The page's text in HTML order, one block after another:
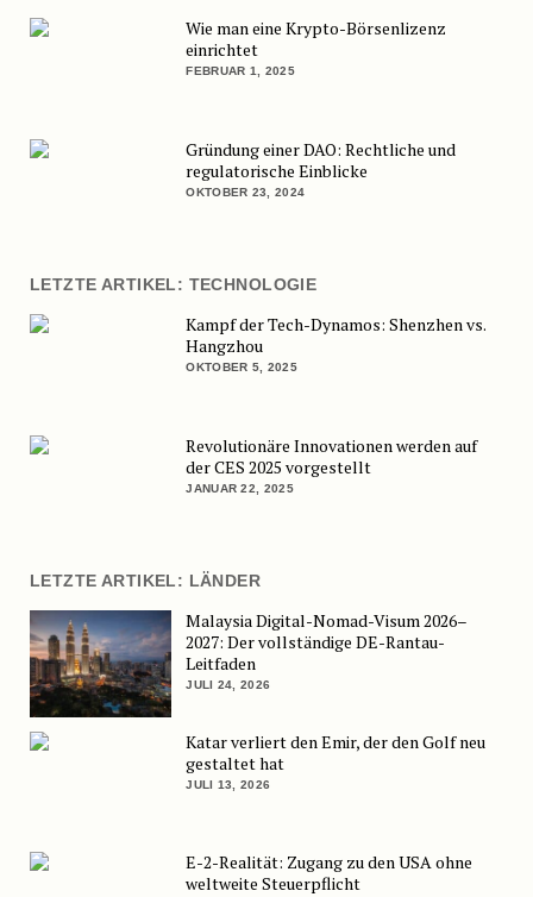
Wie man eine Krypto-Börsenlizenz
einrichtet
FEBRUAR 1, 2025
Gründung einer DAO: Rechtliche und
regulatorische Einblicke
OKTOBER 23, 2024
LETZTE ARTIKEL: TECHNOLOGIE
Kampf der Tech-Dynamos: Shenzhen vs.
Hangzhou
OKTOBER 5, 2025
Revolutionäre Innovationen werden auf
der CES 2025 vorgestellt
JANUAR 22, 2025
LETZTE ARTIKEL: LÄNDER
Malaysia Digital-Nomad-Visum 2026–
2027: Der vollständige DE-Rantau-
Leitfaden
JULI 24, 2026
Katar verliert den Emir, der den Golf neu
gestaltet hat
JULI 13, 2026
E-2-Realität: Zugang zu den USA ohne
weltweite Steuerpflicht